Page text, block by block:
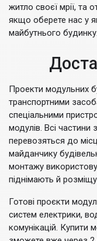
житло своєї мрії, та
якщо оберете нас у
майбутнього будинку.
Проекти модульних
транспортними
спеціальними
модулів. Всі частини
перевозяться до
майданчику
монтажу
піднімають й
Готові проєкти
систем електрики,
комунікацій. Купити